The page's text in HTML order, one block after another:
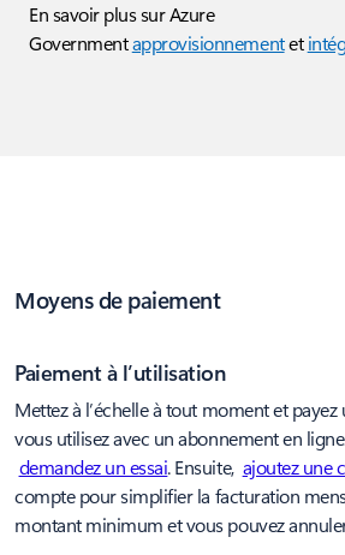
En savoir plus sur Azure
Governmentapprovisionnementet
Moyens de paiement
Paiement à l’utilisation
Mettez à l’échelle à tout moment et
vous utilisez avec un abonnement en
demandez un essai. Ensuite, ajoutez une
compte pour simplifier la facturation
montant minimum et vous pouvez